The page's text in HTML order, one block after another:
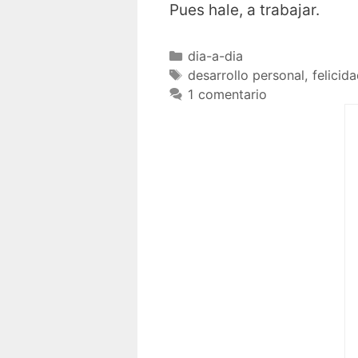
Pues hale, a trabajar.
dia-a-dia
desarrollo personal,
1 comentario